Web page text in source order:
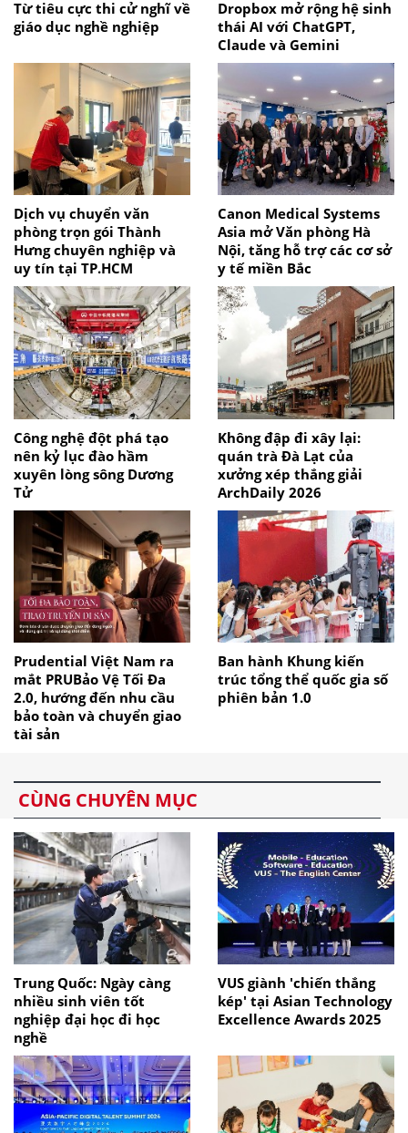
Từ tiêu cực thi cử nghĩ về
giáo dục nghề nghiệp
Dropbox mở rộng hệ sinh
thái AI với ChatGPT,
Claude và Gemini
Dịch vụ chuyển văn
phòng trọn gói Thành
Hưng chuyên nghiệp và
uy tín tại TP.HCM
Canon Medical Systems
Asia mở Văn phòng Hà
Nội, tăng hỗ trợ các cơ sở
y tế miền Bắc
Công nghệ đột phá tạo
nên kỷ lục đào hầm
xuyên lòng sông Dương
Tử
Không đập đi xây lại:
quán trà Đà Lạt của
xưởng xép thắng giải
ArchDaily 2026
Prudential Việt Nam ra
mắt PRUBảo Vệ Tối Đa
2.0, hướng đến nhu cầu
bảo toàn và chuyển giao
tài sản
Ban hành Khung kiến
trúc tổng thể quốc gia số
phiên bản 1.0
CÙNG CHUYÊN MỤC
Trung Quốc: Ngày càng
nhiều sinh viên tốt
nghiệp đại học đi học
nghề
VUS giành 'chiến thắng
kép' tại Asian Technology
Excellence Awards 2025